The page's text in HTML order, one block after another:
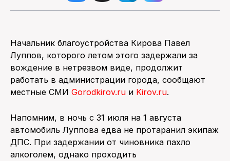
Начальник благоустройства Кирова Павел
Луппов, которого летом этого задержали за
вождение в нетрезвом виде, продолжит
работать в администрации города, сообщают
местные СМИ Gorodkirov.ru и Kirov.ru.
Напомним, в ночь с 31 июля на 1 августа
автомобиль Луппова едва не протаранил экипаж
ДПС. При задержании от чиновника пахло
алкоголем, однако проходить